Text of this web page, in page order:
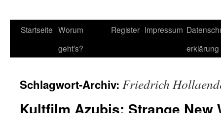
Startseite Worum
geht’s?
Register Impressum
erklärung
Schlagwort-Archiv: Friedrich
Kultfilm Azubis: Strange New